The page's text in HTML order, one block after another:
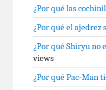
¿Por qué las
¿Por qué el ajedrez
¿Por qué Shiryu no
views
¿Por qué Pac-Man